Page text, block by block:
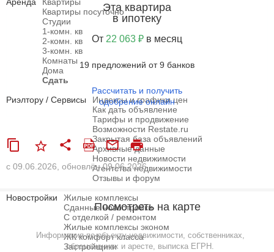
Квартиры посуточно
Студии
1-комн. кв
2-комн. кв
3-комн. кв
Комнаты
Дома
Сдать
Риэлтору / Сервисы
Индексы и графики цен
Как дать объявление
Тарифы и продвижение
Возможности Restate.ru
Закрытая база объявлений
Архивные данные
Новости недвижимости
Агентства недвижимости
Отзывы и форум
Новостройки
Жилые комплексы
Сданные новостройки
С отделкой / ремонтом
Жилые комплексы эконом
ЖК комфорт класса
Застройщики
Эта квартира
в ипотеку
От 22 063 ₽ в месяц
19 предложений от 9 банков
Рассчитать и получить
одобрение онлайн
с 09.06.2026, обновлён 09.06.2026
Посмотреть на карте
Информация по объекту недвижимости, собственниках,
обременениях и аресте, выписка ЕГРН.